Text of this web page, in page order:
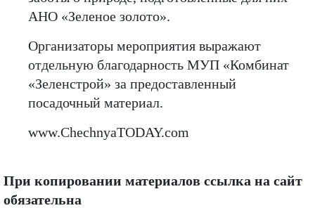
АНО «Зеленое золото».
Организаторы мероприятия выражают
отдельную благодарность МУП «Комбинат
«Зеленстрой» за предоставленный
посадочный материал.
www.ChechnyaTODAY.com
При копировании материалов ссылка на сайт
обязательна